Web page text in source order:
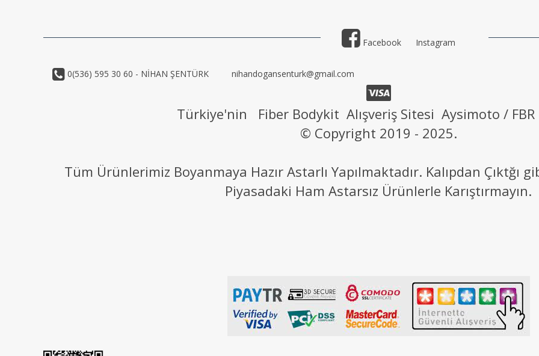
Facebook Instagram
0(536) 595 30 60 - NİHAN ŞENTÜRK nihandogansenturk@gmail.com
Türkiye'nin Fiber Bodykit Alışveriş Sitesi Aysimoto / FBR
© Copyright 2019 - 2025.
Tüm Ürünlerimiz Boyanmaya Hazır Astarlı Yapılmaktadır. Kalıpdan Çıktğı
Piyasadaki Ham Astarsız Ürünlerle Karıştırmayın.